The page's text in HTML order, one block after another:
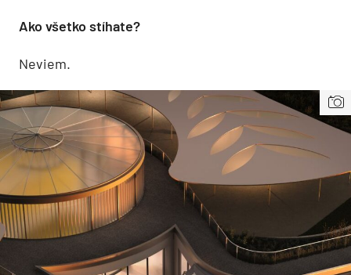
Ako všetko stíhate?
Neviem.